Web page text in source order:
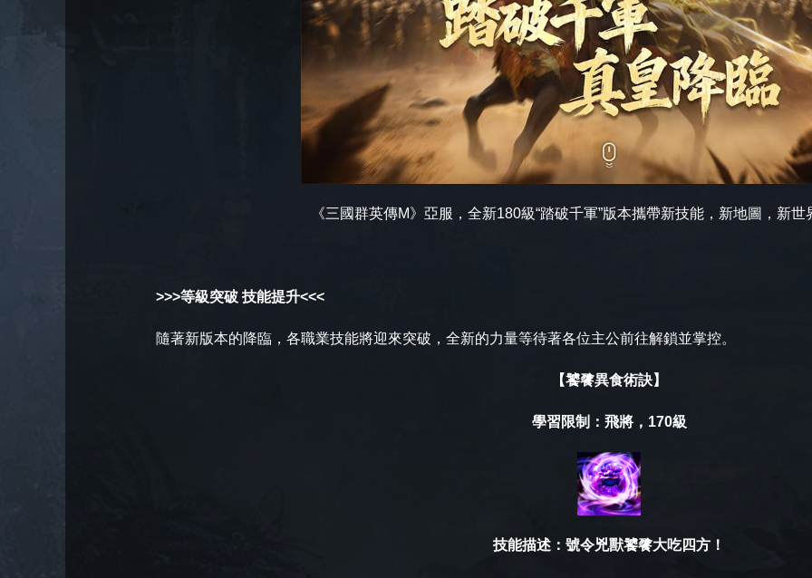
《三國群英傳M》亞服，全新180級“踏破千軍”版本攜帶新技能，新地圖，新
>>>等級突破 技能提升<<<
隨著新版本的降臨，各職業技能將迎來突破，全新的力量等待著各位主公前往解鎖並掌控。
【饕餮異食術訣】
學習限制：飛將，170級
技能描述：號令兇獸饕餮大吃四方！